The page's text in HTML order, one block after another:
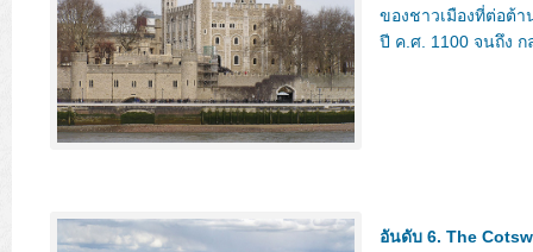
ของชาวเมืองที่ต่อต้
ปี ค.ศ. 1100 จนถึง
อันดับ 6. The